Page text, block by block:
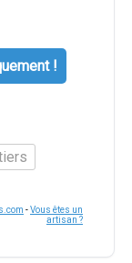
!
-Vous êtes un
artisan ?